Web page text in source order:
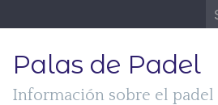
to
Palas de Padel
Información sobre el padel